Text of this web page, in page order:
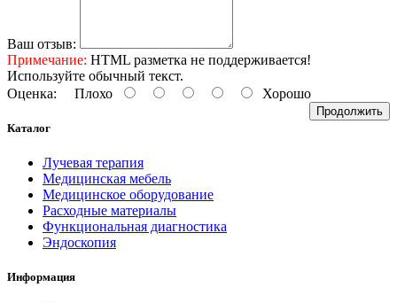
Ваш отзыв:
Примечание: HTML разметка не поддерживается!
Используйте обычный текст.
Оценка: Плохо Хорошо
Продолжить
Каталог
Лучевая терапия
Медицинская мебель
Медицинское оборудование
Расходные материалы
Функциональная диагностика
Эндоскопия
Информация